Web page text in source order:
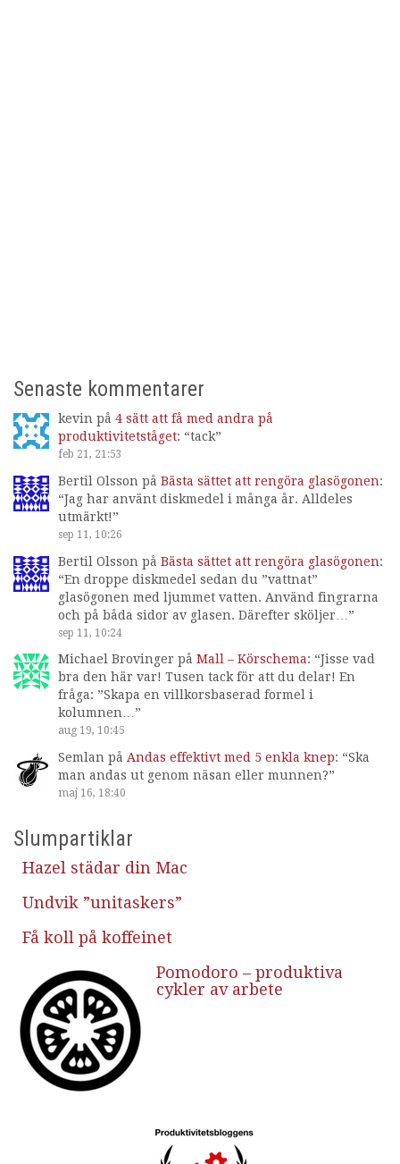
Senaste kommentarer
kevin på 4 sätt att få med andra på
produktivitetståget: “tack”
feb 21, 21:53
Bertil Olsson på Bästa sättet att rengöra glasögonen:
“Jag har använt diskmedel i många år. Alldeles
utmärkt!”
sep 11, 10:26
Bertil Olsson på Bästa sättet att rengöra glasögonen:
“En droppe diskmedel sedan du ”vattnat”
glasögonen med ljummet vatten. Använd fingrarna
och på båda sidor av glasen. Därefter sköljer… ”
sep 11, 10:24
Michael Brovinger på Mall – Körschema: “Jisse vad
bra den här var! Tusen tack för att du delar! En
fråga: ”Skapa en villkorsbaserad formel i
kolumnen…”
aug 19, 10:45
Semlan på Andas effektivt med 5 enkla knep: “Ska
man andas ut genom näsan eller munnen?”
maj 16, 18:40
Slumpartiklar
Hazel städar din Mac
Undvik ”unitaskers”
Få koll på koffeinet
Pomodoro – produktiva
cykler av arbete